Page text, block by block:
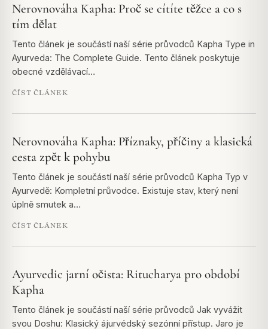
Nerovnováha Kapha: Proč se cítíte těžce a co s
tím dělat
Tento článek je součástí naší série průvodců Kapha Type in
Ayurveda: The Complete Guide. Tento článek poskytuje
obecné vzdělávací…
ČÍST ČLÁNEK
Nerovnováha Kapha: Příznaky, příčiny a klasická
cesta zpět k pohybu
Tento článek je součástí naší série průvodců Kapha Typ v
Ayurvedě: Kompletní průvodce. Existuje stav, který není
úplně smutek a…
ČÍST ČLÁNEK
Ayurvedic jarní očista: Ritucharya pro období
Kapha
Tento článek je součástí naší série průvodců Jak vyvážit
svou Doshu: Klasický ájurvédský sezónní přístup. Jaro je